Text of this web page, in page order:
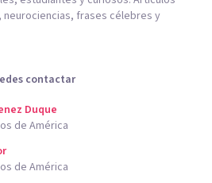
frases célebres y
contactar
Duque
de América
de América